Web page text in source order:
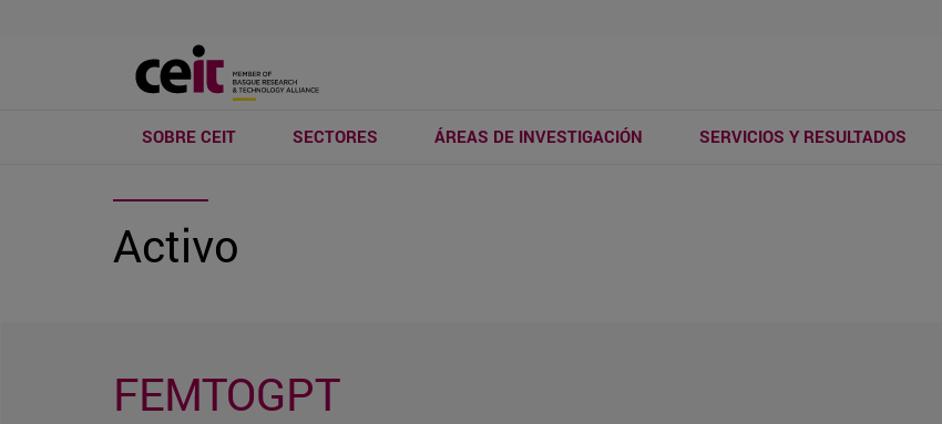
SOBRE CEIT SECTORES ÁREAS DE INVESTIGACIÓN SERVICIOS Y RESULTADOS
Activo
FEMTOGPT